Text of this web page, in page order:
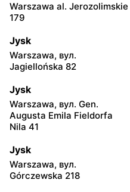
Warszawa al. Jerozolimskie
179
Jysk
Warszawa, вул.
Jagiellońska 82
Jysk
Warszawa, вул. Gen.
Augusta Emila Fieldorfa
Nila 41
Jysk
Warszawa, вул.
Górczewska 218